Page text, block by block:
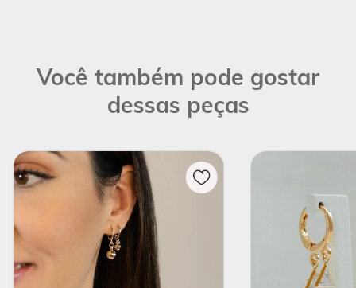
Você também pode gostar
dessas peças